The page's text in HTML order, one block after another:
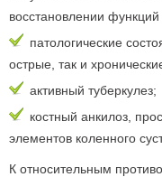
восстановлении функций
патологические
острые, так и
активный туберкулез;
костный анкилоз,
элементов коленного
К относительным